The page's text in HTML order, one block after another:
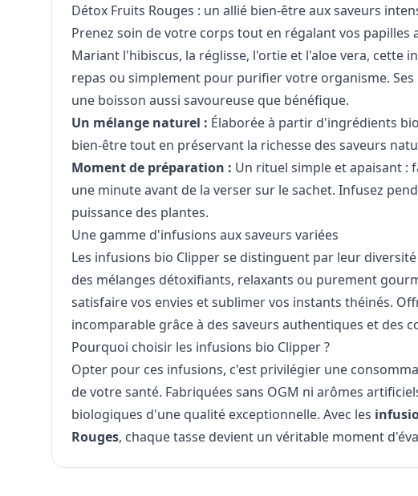
Détox Fruits Rouges : un allié bien-être aux saveurs
Prenez soin de votre corps tout en régalant vos papilles
Mariant l'hibiscus, la réglisse, l'ortie et l'aloe vera, cette
repas ou simplement pour purifier votre organisme.
une boisson aussi savoureuse que bénéfique.
Un mélange naturel : Élaborée à partir d'ingrédients
bien-être tout en préservant la richesse des saveurs
Moment de préparation : Un rituel simple et apaisant :
une minute avant de la verser sur le sachet. Infusez
puissance des plantes.
Une gamme d'infusions aux saveurs variées
Les infusions bio Clipper se distinguent par leur
des mélanges détoxifiants, relaxants ou purement
satisfaire vos envies et sublimer vos instants théinés.
incomparable grâce à des saveurs authentiques et des
Pourquoi choisir les infusions bio Clipper ?
Opter pour ces infusions, c'est privilégier une
de votre santé. Fabriquées sans OGM ni arômes
biologiques d'une qualité exceptionnelle. Avec les
Rouges, chaque tasse devient un véritable moment